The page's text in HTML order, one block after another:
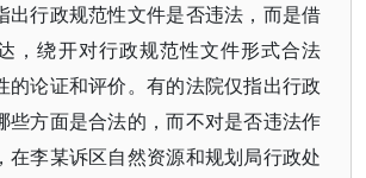
出行政规范性文件是否违法，而是借
，绕开对行政规范性文件形式合法
的论证和评价。有的法院仅指出行政
些方面是合法的，而不对是否违法作
在李某诉区自然资源和规划局行政处